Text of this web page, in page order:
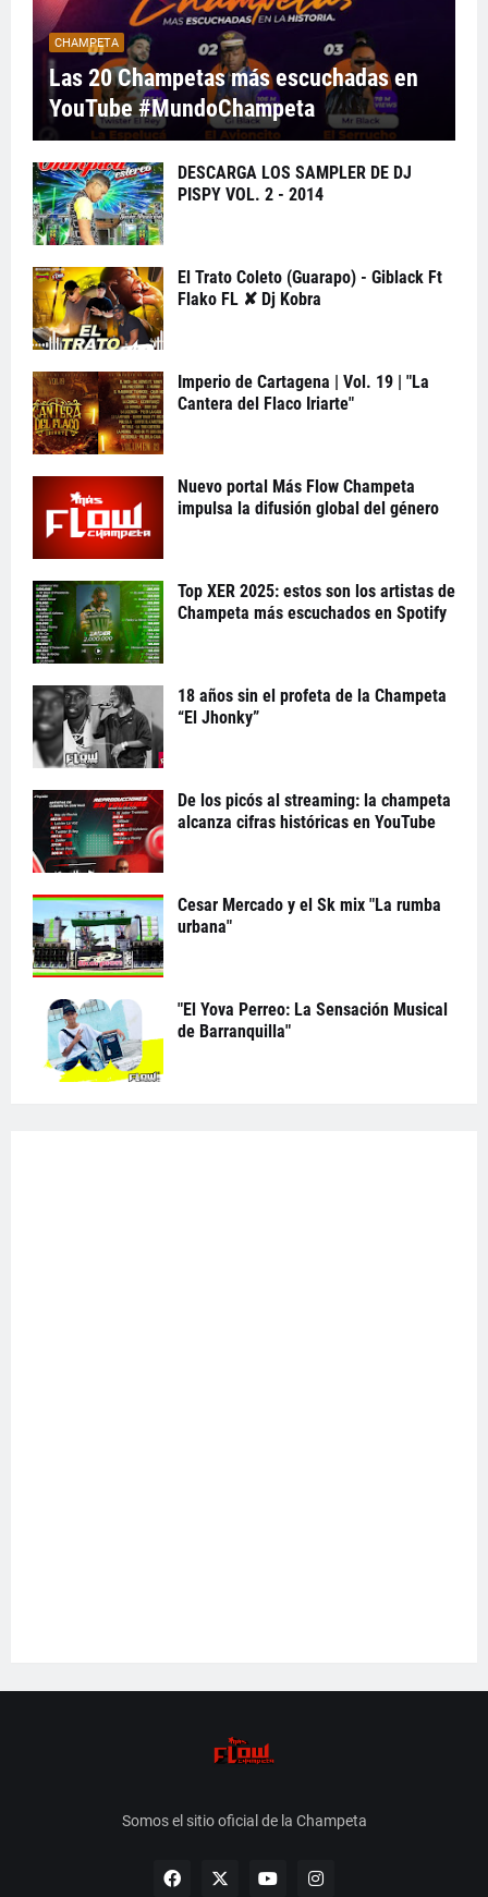
CHAMPETA
Las 20 Champetas más escuchadas en
YouTube #MundoChampeta
DESCARGA LOS SAMPLER DE DJ
PISPY VOL. 2 - 2014
El Trato Coleto (Guarapo) - Giblack Ft
Flako FL ✘ Dj Kobra
Imperio de Cartagena | Vol. 19 | "La
Cantera del Flaco Iriarte"
Nuevo portal Más Flow Champeta
impulsa la difusión global del género
Top XER 2025: estos son los artistas de
Champeta más escuchados en Spotify
18 años sin el profeta de la Champeta
“El Jhonky”
De los picós al streaming: la champeta
alcanza cifras históricas en YouTube
Cesar Mercado y el Sk mix "La rumba
urbana"
"El Yova Perreo: La Sensación Musical
de Barranquilla"
Somos el sitio oficial de la Champeta